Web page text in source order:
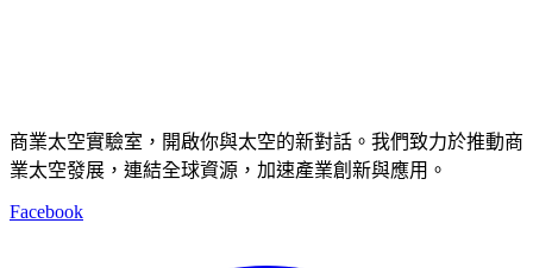
商業太空實驗室，開啟你與太空的新對話。我們致力於推動商
業太空發展，連結全球資源，加速產業創新與應用。
Facebook